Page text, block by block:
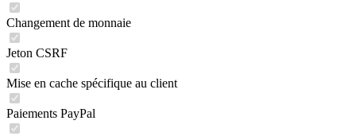
Changement de monnaie
Jeton CSRF
Mise en cache spécifique au client
Paiements PayPal